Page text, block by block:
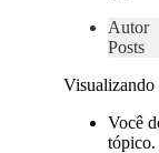
Autor
Posts
Visualizando
Você
tópico.